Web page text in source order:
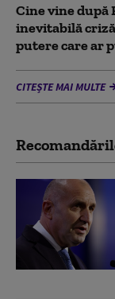
Cine vine după
inevitabilă
putere care ar
CITEȘTE MAI MULTE